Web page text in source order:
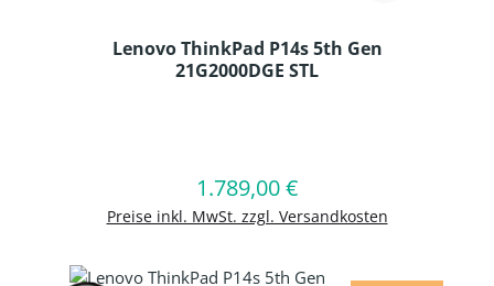
Lenovo ThinkPad P14s 5th Gen
21G2000DGE STL
Regulärer Preis:
1.789,00 €
Preise inkl. MwSt. zzgl. Versandkosten
In den Warenkorb